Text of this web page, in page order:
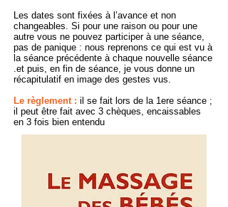
Les dates sont fixées à l’avance et non
changeables. Si pour une raison ou pour une
autre vous ne pouvez participer à une séance,
pas de panique : nous reprenons ce qui est vu à
la séance précédente à chaque nouvelle séance
.et puis, en fin de séance, je vous donne un
récapitulatif en image des gestes vus.
Le règlement : il se fait lors de la 1ere séance ;
il peut être fait avec 3 chèques, encaissables
en 3 fois bien entendu